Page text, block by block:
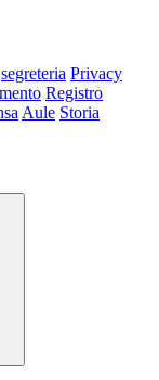
segreteria Privacy
Registro
Aule Storia